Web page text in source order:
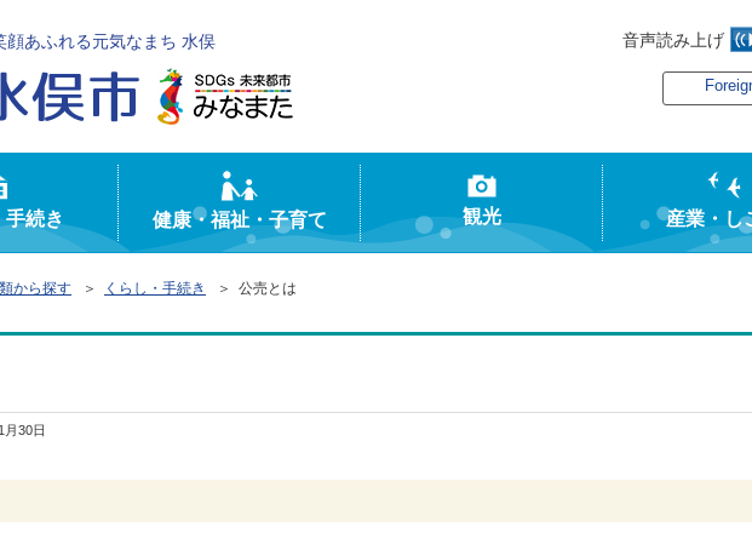
顔あふれる元気なまち 水俣 音声読み上げ
手続き 健康・福祉・子育て 観光 産業・し
から探す ＞ くらし・手続き ＞ 公売とは
月30日